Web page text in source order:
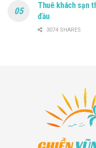
Thuê khách sạn
đầu
3074 SHARES